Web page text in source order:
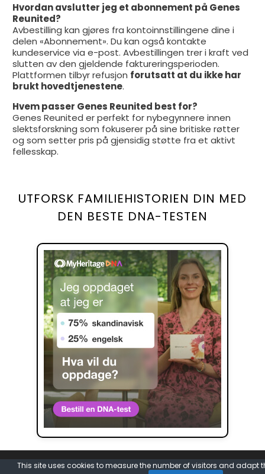
Hvordan avslutter jeg et abonnement på Genes
Reunited?
Avbestilling kan gjøres fra kontoinnstillingene dine i
delen «Abonnement». Du kan også kontakte
kundeservice via e-post. Avbestillingen trer i kraft ved
slutten av den gjeldende faktureringsperioden.
Plattformen tilbyr refusjon forutsatt at du ikke har
brukt hovedtjenestene.
Hvem passer Genes Reunited best for?
Genes Reunited er perfekt for nybegynnere innen
slektsforskning som fokuserer på sine britiske røtter
og som setter pris på gjensidig støtte fra et aktivt
fellesskap.
UTFORSK FAMILIEHISTORIEN DIN MED
DEN BESTE DNA-TESTEN
© 2026 DNA-Story -Legal information
This site uses cookies to measure the number of visitors and adapt